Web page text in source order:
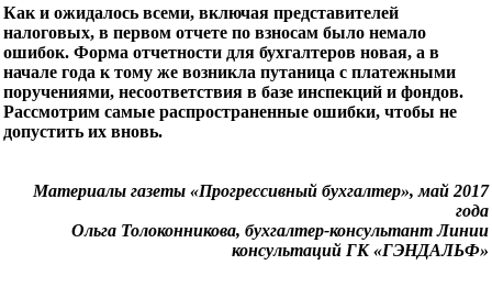
Как и ожидалось всеми, включая представителей
налоговых, в первом отчете по взносам было немало
ошибок. Форма отчетности для бухгалтеров новая, а в
начале года к тому же возникла путаница с платежными
поручениями, несоответствия в базе инспекций и фондов.
Рассмотрим самые распространенные ошибки, чтобы не
допустить их вновь.
Материалы газеты «Прогрессивный бухгалтер», май 2017
года
Ольга Толоконникова, бухгалтер-консультант Линии
консультаций ГК «ГЭНДАЛЬФ»